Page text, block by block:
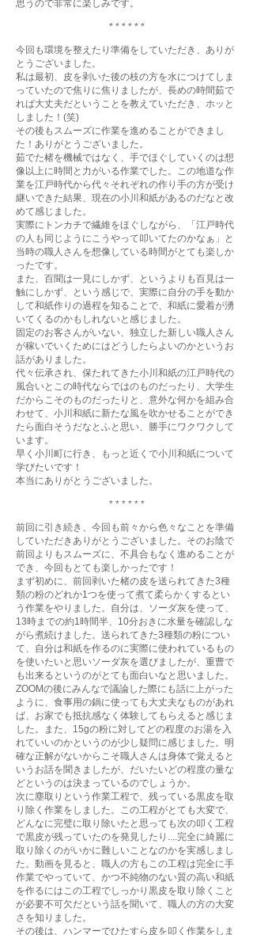
思うので非常に楽しみです。
* * * * * *
今回も環境を整えたり準備をしていただき、ありが
とうございました。
私は最初、皮を剥いた後の枝の方を水につけてしま
っていたので焦りに焦りましたが、長めの時間茹で
れば大丈夫だということを教えていただき、ホッと
しました！(笑)
その後もスムーズに作業を進めることができまし
た！ありがとうございました。
茹でた楮を機械ではなく、手でほぐしていくのは想
像以上に時間と力がいる作業でした。この地道な作
業を江戸時代から代々それぞれの作り手の方が受け
継いできた結果、現在の小川和紙があるのだなと改
めて感じました。
実際にトンカチで繊維をほぐしながら、「江戸時代
の人も同じようにこうやって叩いてたのかなぁ」と
当時の職人さんを想像している時間がとても楽しか
ったです。
また、百聞は一見にしかず、というよりも百見は一
触にしかず、という感じで、実際に自分の手を動か
して和紙作りの過程を知ることで、和紙に愛着が湧
いてくるのかもしれないと感じました。
固定のお客さんがいない、独立した新しい職人さん
が稼いでいくためにはどうしたらよいのかというお
話がありました。
代々伝承され、保たれてきた小川和紙の江戸時代の
風合いとこの時代ならではのものだったり、大学生
だからこそのものだったりと、意外な何かを組み合
わせて、小川和紙に新たな風を吹かせることができ
たら面白そうだなとふと思い、勝手にワクワクして
います。
早く小川町に行き、もっと近くで小川和紙について
学びたいです！
本当にありがとうございました。
* * * * * *
前回に引き続き、今回も前々から色々なことを準備
していただきありがとうございました。そのお陰で
前回よりもスムーズに、不具合もなく進めることが
でき、今回もとても楽しかったです！
まず初めに、前回剥いた楮の皮を送られてきた3種
類の粉のどれか1つを使って煮て柔らかくするとい
う作業をやりました。自分は、ソーダ灰を使って、
13時までの約1時間半、10分おきに水量を確認しな
がら煮続けました。送られてきた3種類の粉につい
て、自分は和紙を作るのに実際に使われているもの
を使いたいと思いソーダ灰を選びましたが、重曹で
も出来るというのがとても面白いなと思いました。
ZOOMの後にみんなで議論した際にも話に上がった
ように、食事用の鍋に使っても大丈夫なものがあれ
ば、お家でも抵抗感なく体験してもらえると感じま
した。また、15gの粉に対してどの程度のお湯を入
れていいのかというのが少し疑問に感じました。明
確な正解がないからこそ職人さんは身体で覚えると
いうお話を聞きましたが、だいたいどの程度の量な
どというのは決まっているのでしょうか。
次に塵取りという作業工程で、残っている黒皮を取
り除く作業をしました。この工程がとても大変で、
どんなに完璧に取り除いたと思っても次の叩く工程
で黒皮が残っていたのを発見したり....完全に綺麗に
取り除くのがいかに難しいことなのかを実感しまし
た。動画を見ると、職人の方もこの工程は完全に手
作業でやっていて、かつ不純物のない質の高い和紙
を作るにはこの工程でしっかり黒皮を取り除くこと
が必要不可欠だという話を聞いて、職人の方の大変
さを知りました。
その後は、ハンマーでひたすら皮を叩く作業をしま